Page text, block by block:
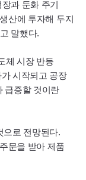
과 둔화 주기
산에 투자해 두지
말했다.
체 시장 반등
시작되고 공장
급증할 것이란
으로 전망된다.
문을 받아 제품